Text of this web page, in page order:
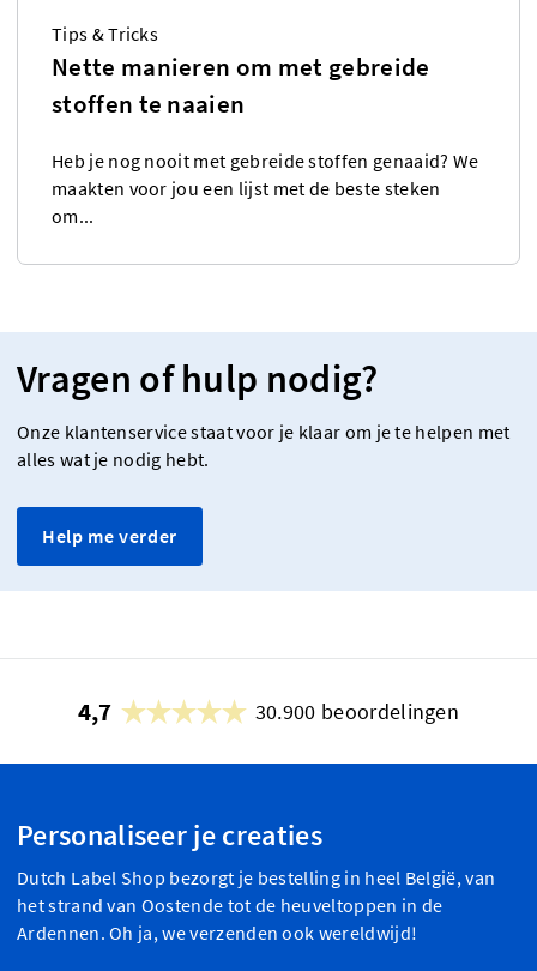
Tips & Tricks
Nette manieren om met gebreide
stoffen te naaien
Heb je nog nooit met gebreide stoffen genaaid? We
maakten voor jou een lijst met de beste steken
om...
Vragen of hulp nodig?
Onze klantenservice staat voor je klaar om je te helpen met
alles wat je nodig hebt.
Help me verder
4,7 30.900 beoordelingen
Personaliseer je creaties
Dutch Label Shop bezorgt je bestelling in heel België, van
het strand van Oostende tot de heuveltoppen in de
Ardennen. Oh ja, we verzenden ook wereldwijd!